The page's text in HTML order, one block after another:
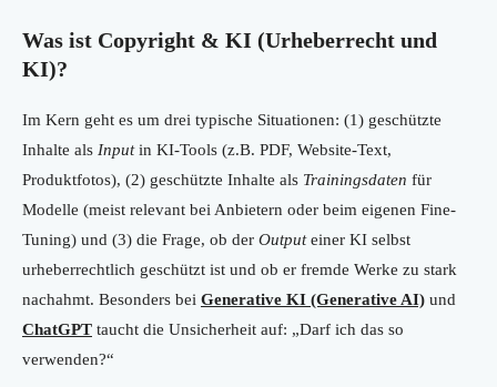
Was ist Copyright & KI (Urheberrecht und
KI)?
Im Kern geht es um drei typische Situationen: (1) geschützte
Inhalte als Inputin KI-Tools (z.B. PDF, Website-Text,
Produktfotos), (2) geschützte Inhalte als Trainingsdaten für
Modelle (meist relevant bei Anbietern oder beim eigenen Fine-
Tuning) und (3) die Frage, ob der Outputeiner KI selbst
urheberrechtlich geschützt ist und ob er fremde Werke zu stark
nachahmt. Besonders bei Generative KI (Generative AI) und
ChatGPT taucht die Unsicherheit auf: „Darf ich das so
verwenden?“